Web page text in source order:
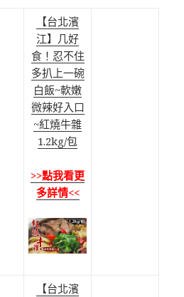
【台北濱
江】几好
食！忍不住
多扒上一碗
白飯~軟嫩
微辣好入口
~紅燒牛雜
1.2kg/包
>>點我看更
多詳情<<
【台北濱